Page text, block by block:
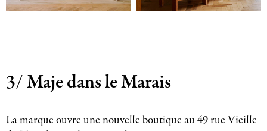
3/ Maje dans le Marais
La marque ouvre une nouvelle boutique au 49 rue Vieille